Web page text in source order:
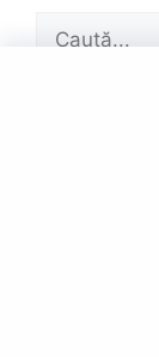
după: